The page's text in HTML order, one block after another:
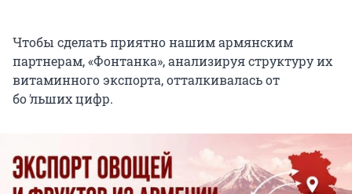
Чтобы сделать приятно нашим армянским
партнерам, «Фонтанка», анализируя структуру их
витаминного экспорта, отталкивалась от
бо'льших цифр.